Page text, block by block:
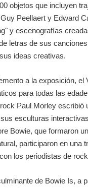
objetos que incluyen
Peellaert y Edward
y escenografías
letras de sus
ideas creativas.
a la exposición,
para todas las
Paul Morley
esculturas
Bowie, que formaron
participaron en
los periodistas de
de Bowie Is, a